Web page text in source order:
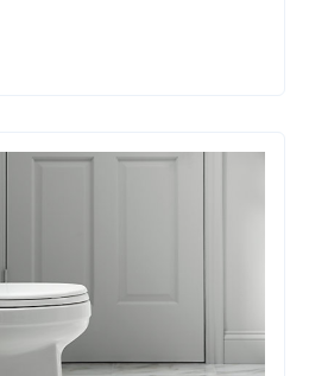
DIMILIKI